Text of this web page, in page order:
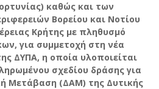
καθώς και των
Βορείου και Νοτίου
Κρήτης με πληθυσμό
για συμμετοχή στη νέα
ΔΥΠΑ, η οποία υλοποιείται
σχεδίου δράσης για
Μετάβαση (ΔΑΜ) της Δυτικής